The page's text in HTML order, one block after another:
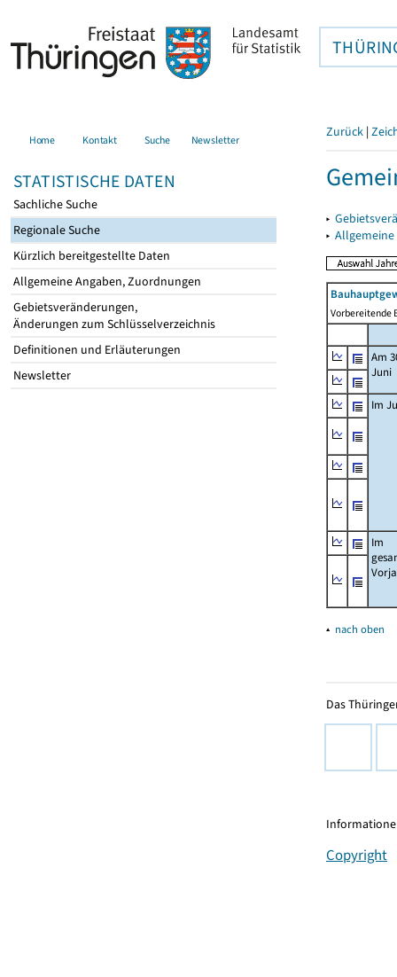
Home Kontakt Suche Newsletter
STATISTISCHE DATEN
Sachliche Suche
Regionale Suche
Kürzlich bereitgestellte Daten
Allgemeine Angaben, Zuordnungen
Gebietsveränderungen,
Änderungen zum Schlüsselverzeichnis
Definitionen und Erläuterungen
Newsletter
Zurück |
▸
▸
Vorbereitende
Am
Juni
Im
Im
▴ nach oben
Das
Copyright